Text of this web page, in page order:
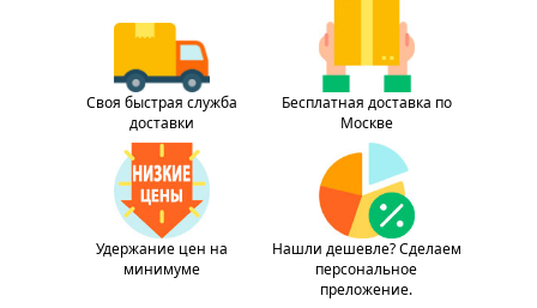
Своя быстрая служба
доставки
Бесплатная доставка по
Москве
Удержание цен на
минимуме
Нашли дешевле? Сделаем
персональное
преложение.